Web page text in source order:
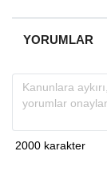
YORUMLAR